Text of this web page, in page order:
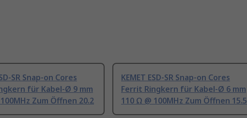
SR Snap-on Cores
für Kabel-Ø 9 mm
Zum Öffnen 20.2
KEMET ESD-SR Snap-on Cores
Ferrit Ringkern für Kabel-Ø 6 mm
110 Ω @ 100MHz Zum Öffnen 15.5